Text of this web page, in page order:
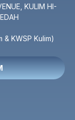
KULIM HI-
& KWSP Kulim)